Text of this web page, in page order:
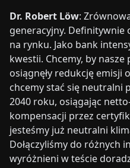
Dr. Robert Löw:
generacyjny. Definitywnie
na rynku. Jako bank
kwestii. Chcemy, by
osiągnęły redukcję emisji
chcemy stać się neutralni
2040 roku, osiągając
kompensacji przez
jesteśmy już neutralni
Dołączyliśmy do różnych
wyróżnieni w teście